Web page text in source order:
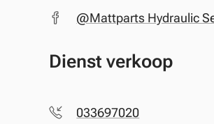
@Mattparts Hydraulic
Dienst verkoop
033697020